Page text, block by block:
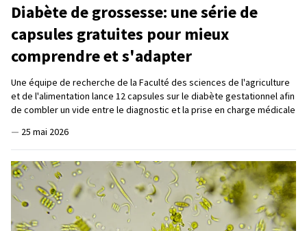
Diabète de grossesse: une série de
capsules gratuites pour mieux
comprendre et s'adapter
Une équipe de recherche de la Faculté des sciences de l'agriculture
et de l'alimentation lance 12 capsules sur le diabète gestationnel afin
de combler un vide entre le diagnostic et la prise en charge médicale
— 25 mai 2026